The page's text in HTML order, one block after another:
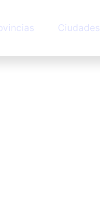
Ciudades